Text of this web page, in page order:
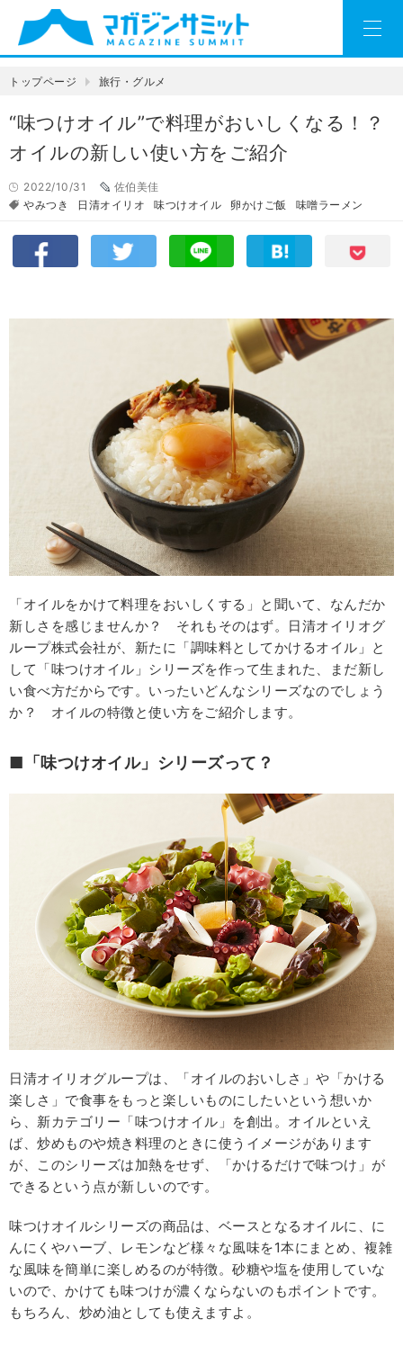
トップページ 旅行・グルメ
“味つけオイル”で料理がおいしくなる！？
オイルの新しい使い方をご紹介
2022/10/31
佐伯美佳
やみつき
日清オイリオ 味つけオイル 卵かけご飯 味噌ラーメン
「オイルをかけて料理をおいしくする」と聞いて、なんだか
新しさを感じませんか？ それもそのはず。日清オイリオグ
ループ株式会社が、新たに「調味料としてかけるオイル」と
して「味つけオイル」シリーズを作って生まれた、まだ新し
い食べ方だからです。いったいどんなシリーズなのでしょう
か？ オイルの特徴と使い方をご紹介します。
■「味つけオイル」シリーズって？
日清オイリオグループは、「オイルのおいしさ」や「かける
楽しさ」で食事をもっと楽しいものにしたいという想いか
ら、新カテゴリー「味つけオイル」を創出。オイルといえ
ば、炒めものや焼き料理のときに使うイメージがあります
が、このシリーズは加熱をせず、「かけるだけで味つけ」が
できるという点が新しいのです。
味つけオイルシリーズの商品は、ベースとなるオイルに、に
んにくやハーブ、レモンなど様々な風味を1本にまとめ、複雑
な風味を簡単に楽しめるのが特徴。砂糖や塩を使用していな
いので、かけても味つけが濃くならないのもポイントです。
もちろん、炒め油としても使えますよ。